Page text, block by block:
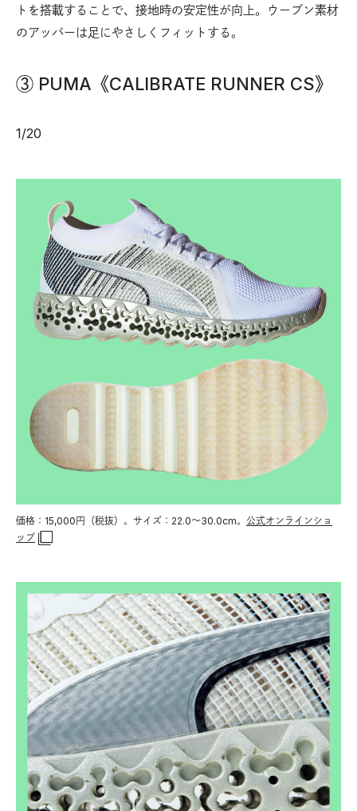
トを搭載することで、接地時の安定性が向上。ウーブン素材
のアッパーは足にやさしくフィットする。
③ PUMA《CALIBRATE RUNNER CS》
1/20
価格：15,000円（税抜）。サイズ：22.0〜30.0cm。 公式オンラインショ
ップ